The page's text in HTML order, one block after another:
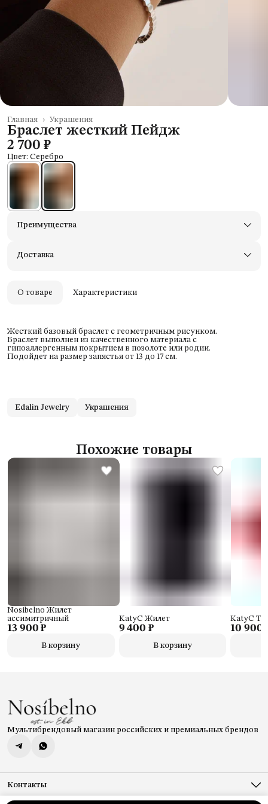
Украшения
Главная ›
Браслет жесткий Пейдж
2 700 ₽
Цвет: Серебро
Преимущества
Оплата — картой, СБП или наличными
Доставка
О товаре Характеристики
Жесткий базовый браслет с геометричным рисунком.
Браслет выполнен из качественного материала с
гипоаллергенным покрытием в позолоте или родии.
Подойдет на размер запястья от 13 до 17 см.
Edalin Jewelry Украшения
Похожие товары
13 900 ₽
Nosibelno Жилет
ассимитричный
В корзину
9 400 ₽
KatyC Жилет
В корзину
10 900
KatyC
Мультибрендовый магазин российских и премиальных брендов
Контакты
Адрес